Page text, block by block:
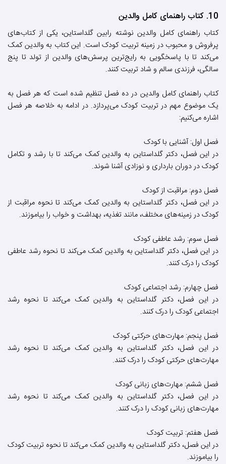
10. کتاب راهنمای کامل والدین
کتاب راهنمای کامل والدین نوشته رابین گلداستاین، یکی از کتاب‌های
پرفروش و محبوب در زمینه تربیت کودک است. این کتاب به والدین کمک
می‌کند تا با پاسخگویی به رایج‌ترین پرسش‌های والدین از تولد تا پنج
سالگی، فرزندی سالم و شاد تربیت کنند.
کتاب راهنمای کامل والدین در ده فصل تنظیم شده است که هر فصل به
یک موضوع مهم در تربیت کودک می‌پردازد. در ادامه به خلاصه هر فصل
اشاره می‌کنیم:
فصل اول: آشنایی با کودک
در این فصل، دکتر گلداستاین به والدین کمک می‌کند تا با رشد و تکامل
کودک در دوران بارداری و نوزادی آشنا شوند.
فصل دوم: مراقبت از کودک
در این فصل، دکتر گلداستاین به والدین کمک می‌کند تا نحوه مراقبت از
کودک در زمینه‌های مختلف، مانند تغذیه، بهداشت و خواب را بیاموزند.
فصل سوم: رشد عاطفی کودک
در این فصل، دکتر گلداستاین به والدین کمک می‌کند تا نحوه رشد عاطفی
کودک را درک کنند.
فصل چهارم: رشد اجتماعی کودک
در این فصل، دکتر گلداستاین به والدین کمک می‌کند تا نحوه رشد
اجتماعی کودک را درک کنند.
فصل پنجم: مهارت‌های حرکتی کودک
در این فصل، دکتر گلداستاین به والدین کمک می‌کند تا نحوه رشد
مهارت‌های حرکتی کودک را درک کنند.
فصل ششم: مهارت‌های زبانی کودک
در این فصل، دکتر گلداستاین به والدین کمک می‌کند تا نحوه رشد
مهارت‌های زبانی کودک را درک کنند.
فصل هفتم: تربیت کودک
در این فصل، دکتر گلداستاین به والدین کمک می‌کند تا نحوه تربیت کودک
را بیاموزند.